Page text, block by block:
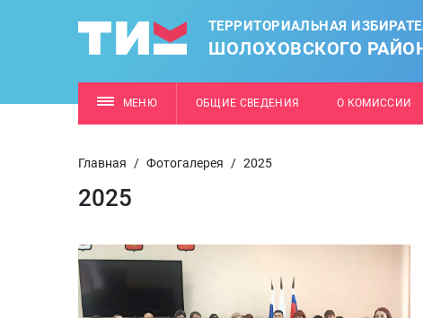
ТЕРРИТОРИАЛЬНАЯ
ШОЛОХОВСКОГО
МЕНЮ ОБЩИЕ СВЕДЕНИЯ О КОМИССИИ
Главная / Фотогалерея / 2025
2025